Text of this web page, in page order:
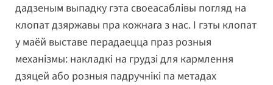
дадзеным выпадку гэта своеасаблівы погляд на
клопат дзяржавы пра кожнага з нас. І гэты клопат
у маёй выставе перадаецца праз розныя
механізмы: накладкі на грудзі для кармлення
дзяцей або розныя падручнікі па метадах